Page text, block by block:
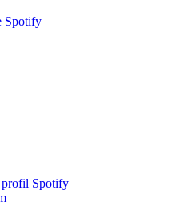
Spotify
profil Spotify